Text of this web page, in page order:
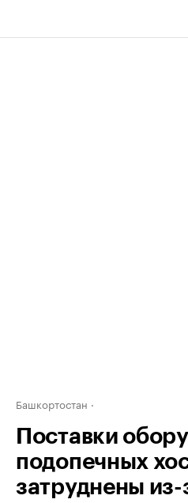
Башкортостан
Поставки
подопечных
затруднены из-